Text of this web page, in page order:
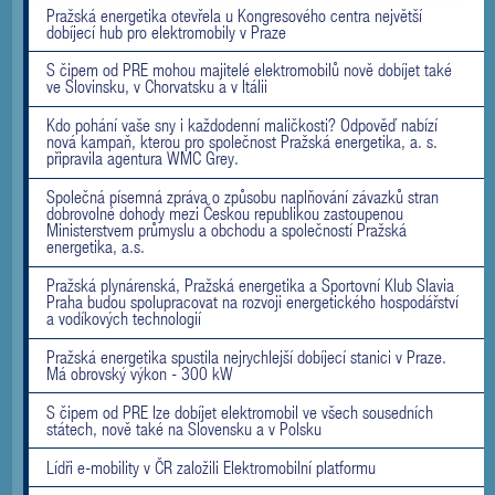
Pražská energetika otevřela u Kongresového centra největší
dobíjecí hub pro elektromobily v Praze
S čipem od PRE mohou majitelé elektromobilů nově dobíjet také
ve Slovinsku, v Chorvatsku a v Itálii
Kdo pohání vaše sny i každodenní maličkosti? Odpověď nabízí
nová kampaň, kterou pro společnost Pražská energetika, a. s.
připravila agentura WMC Grey.
Společná písemná zpráva o způsobu naplňování závazků stran
dobrovolné dohody mezi Českou republikou zastoupenou
Ministerstvem průmyslu a obchodu a společností Pražská
energetika, a.s.
Pražská plynárenská, Pražská energetika a Sportovní Klub Slavia
Praha budou spolupracovat na rozvoji energetického hospodářství
a vodíkových technologií
Pražská energetika spustila nejrychlejší dobíjecí stanici v Praze.
Má obrovský výkon - 300 kW
S čipem od PRE lze dobíjet elektromobil ve všech sousedních
státech, nově také na Slovensku a v Polsku
Lídři e-mobility v ČR založili Elektromobilní platformu